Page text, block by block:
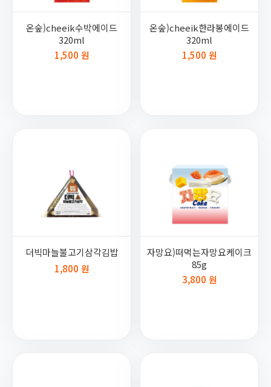
온숲)cheeik수박에이드
320ml
1,500 원
온숲)cheeik한라봉에이드
320ml
1,500 원
더빅마늘불고기삼각김밥
1,800 원
자망요)떠먹는자망요케이크
85g
3,800 원